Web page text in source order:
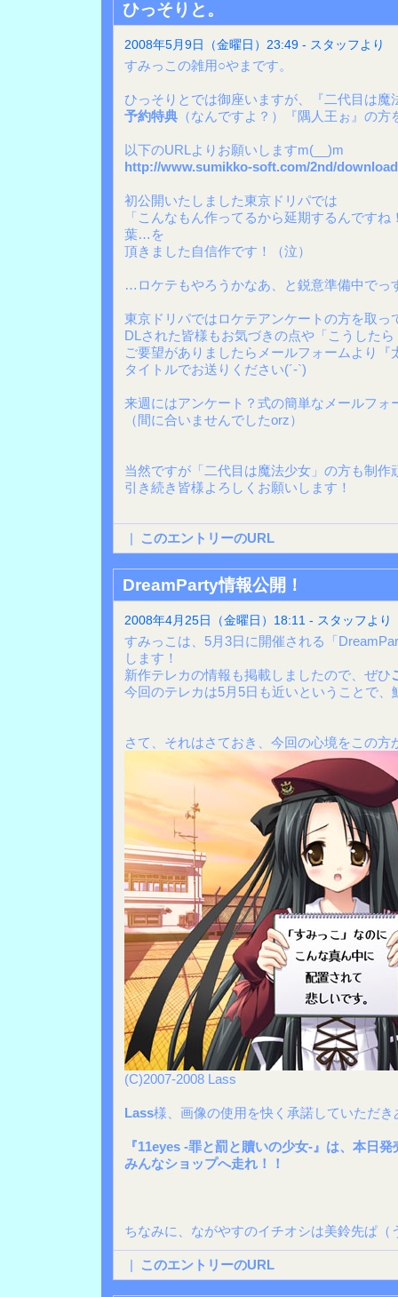
ひっそりと。
2008年5月9日（金曜日）23:49 - スタッフより
すみっこの雑用○やまです。
ひっそりとでは御座いますが、『二代目は魔
予約特典 （なんですよ？）『隅人王ぉ』の
以下のURLよりお願いしますm(__)m
http://www.sumikko-soft.com/2nd/
初公開いたしました東京ドリパでは
「こんなもん作ってるから延期するんです
葉…を
頂きました自信作です！（泣）
…ロケテもやろうかなあ、と鋭意準備中でっ
東京ドリパではロケテアンケートの方を取っ
DLされた皆様もお気づきの点や「こうした
ご要望がありましたらメールフォームより『
タイトルでお送りください(´-`)
来週にはアンケート？式の簡単なメールフォ
（間に合いませんでしたorz）
当然ですが「二代目は魔法少女」の方も制作
引き続き皆様よろしくお願いします！
| このエントリーのURL
DreamParty情報公開！
2008年4月25日（金曜日）18:11 - スタッフより
すみっこは、5月3日に開催される「
します！
新作テレカの情報も掲載しましたので、ぜひ
今回のテレカは5月5日も近いということで
さて、それはさておき、今回の心境をこの方
(C)2007-2008 Lass
Lass様、画像の使用を快く承諾していただ
『11eyes -罪と罰と贖いの少女-』は、本日発
みんなショップへ走れ！！
ちなみに、ながやすのイチオシは美鈴先ぱ（
| このエントリーのURL